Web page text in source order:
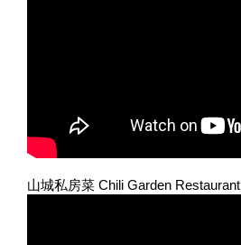
山城私房菜 Chili Garden Restaurant